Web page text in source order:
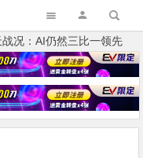
战况：AI仍然三比一领先